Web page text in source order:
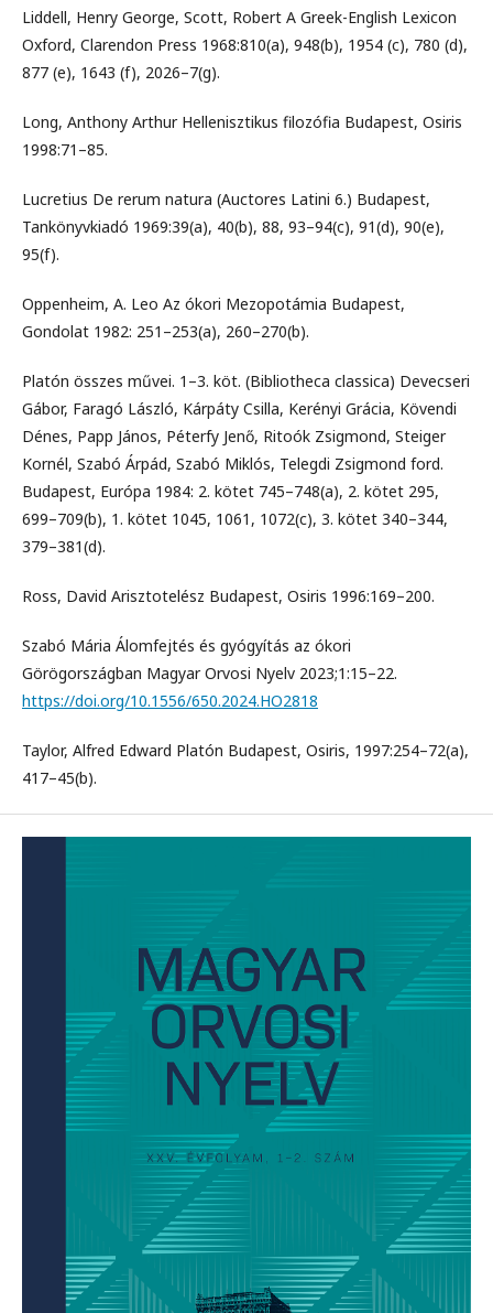
Liddell, Henry George, Scott, Robert A Greek-English Lexicon
Oxford, Clarendon Press 1968:810(a), 948(b), 1954 (c), 780 (d),
877 (e), 1643 (f), 2026–7(g).
Long, Anthony Arthur Hellenisztikus filozófia Budapest, Osiris
1998:71–85.
Lucretius De rerum natura (Auctores Latini 6.) Budapest,
Tankönyvkiadó 1969:39(a), 40(b), 88, 93–94(c), 91(d), 90(e),
95(f).
Oppenheim, A. Leo Az ókori Mezopotámia Budapest,
Gondolat 1982: 251–253(a), 260–270(b).
Platón összes művei. 1–3. köt. (Bibliotheca classica) Devecseri
Gábor, Faragó László, Kárpáty Csilla, Kerényi Grácia, Kövendi
Dénes, Papp János, Péterfy Jenő, Ritoók Zsigmond, Steiger
Kornél, Szabó Árpád, Szabó Miklós, Telegdi Zsigmond ford.
Budapest, Európa 1984: 2. kötet 745–748(a), 2. kötet 295,
699–709(b), 1. kötet 1045, 1061, 1072(c), 3. kötet 340–344,
379–381(d).
Ross, David Arisztotelész Budapest, Osiris 1996:169–200.
Szabó Mária Álomfejtés és gyógyítás az ókori
Görögországban Magyar Orvosi Nyelv 2023;1:15–22.
https://doi.org/10.1556/650.2024.HO2818
Taylor, Alfred Edward Platón Budapest, Osiris, 1997:254–72(a),
417–45(b).